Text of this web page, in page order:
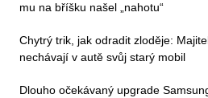
mu na bříšku našel „nahotu“
Chytrý trik, jak odradit zloděje:
nechávají v autě svůj starý mobil
Dlouho očekávaný upgrade